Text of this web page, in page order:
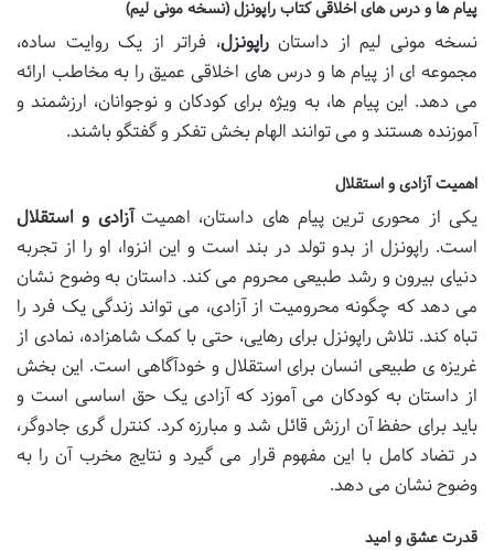
پیام ها و درس های اخلاقی کتاب راپونزل (نسخه مونی لیم)
نسخه مونی لیم از داستانراپونزل، فراتر از یک روایت ساده،
مجموعه ای از پیام ها و درس های اخلاقی عمیق را به مخاطب ارائه
می دهد. این پیام ها، به ویژه برای کودکان و نوجوانان، ارزشمند و
آموزنده هستند و می توانند الهام بخش تفکر و گفتگو باشند.
اهمیت آزادی و استقلال
یکی از محوری ترین پیام های داستان، اهمیتآزادی و استقلال
است. راپونزل از بدو تولد در بند است و این انزوا، او را از تجربه
دنیای بیرون و رشد طبیعی محروم می کند. داستان به وضوح نشان
می دهد که چگونه محرومیت از آزادی، می تواند زندگی یک فرد را
تباه کند. تلاش راپونزل برای رهایی، حتی با کمک شاهزاده، نمادی از
غریزه ی طبیعی انسان برای استقلال و خودآگاهی است. این بخش
از داستان به کودکان می آموزد که آزادی یک حق اساسی است و
باید برای حفظ آن ارزش قائل شد و مبارزه کرد. کنترل گری جادوگر،
در تضاد کامل با این مفهوم قرار می گیرد و نتایج مخرب آن را به
وضوح نشان می دهد.
قدرت عشق و امید